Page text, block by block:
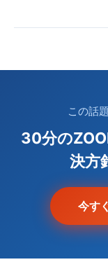
この話
30分の
決方
今す